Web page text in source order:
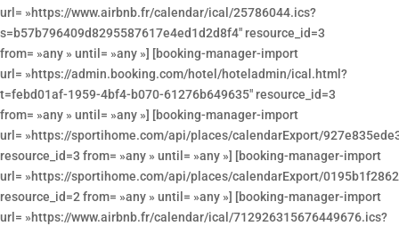
url= »https://www.airbnb.fr/calendar/ical/25786044.ics?
s=b57b796409d8295587617e4ed1d2d8f4″ resource_id=3
from= »any » until= »any »] [booking-manager-import
url= »https://admin.booking.com/hotel/hoteladmin/ical.html?
t=febd01af-1959-4bf4-b070-61276b649635″ resource_id=3
from= »any » until= »any »] [booking-manager-import
url= »https://sportihome.com/api/places/calendarExport/
resource_id=3 from= »any » until= »any »] [booking-manager-import
url= »https://sportihome.com/api/places/calendarExport/
resource_id=2 from= »any » until= »any »] [booking-manager-import
url= »https://www.airbnb.fr/calendar/ical/712926315676449676.ics?